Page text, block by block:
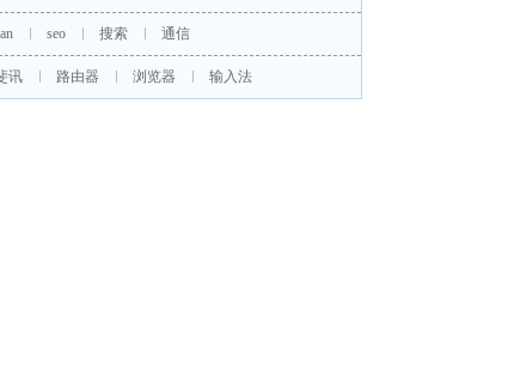
seo 搜索 通信
讯 路由器 浏览器 输入法